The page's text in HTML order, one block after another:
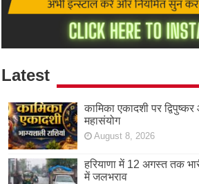
Latest
कामिका एकादशी पर
महासंयोग
August 8, 2026
हरियाणा में 12 अगस्त तक
में जलभराव